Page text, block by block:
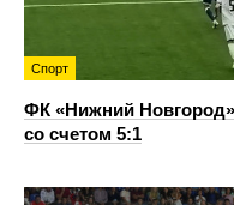
Спорт
ФК «Нижний
со счетом 5:1